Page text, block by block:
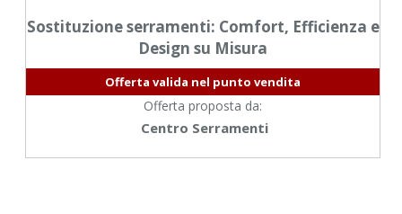
Sostituzione serramenti: Comfort, Efficienza e
Design su Misura
Offerta valida nel punto vendita
Offerta proposta da:
Centro Serramenti